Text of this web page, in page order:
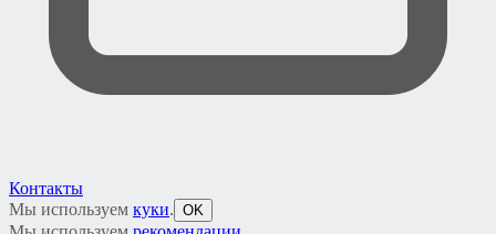
Контакты
Мы используем куки. OK